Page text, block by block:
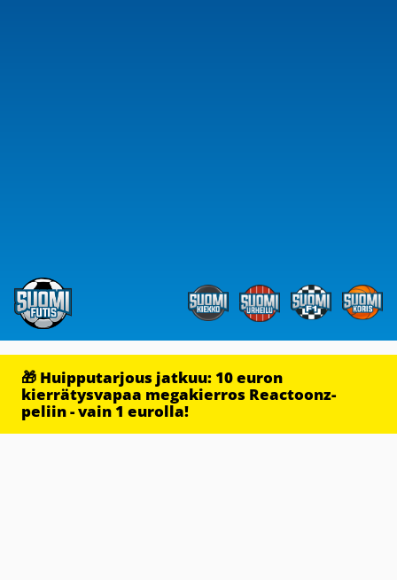
🎁 Huipputarjous jatkuu: 10 euron
kierrätysvapaa megakierros Reactoonz-
peliin - vain 1 eurolla!